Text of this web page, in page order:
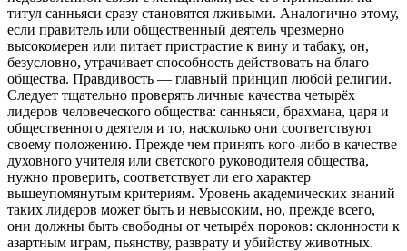
титул санньяси сразу становятся лживыми. Аналогично этому,
если правитель или общественный деятель чрезмерно
высокомерен или питает пристрастие к вину и табаку, он,
безусловно, утрачивает способность действовать на благо
общества. Правдивость — главный принцип любой религии.
Следует тщательно проверять личные качества четырёх
лидеров человеческого общества: санньяси, брахмана, царя и
общественного деятеля и то, насколько они соответствуют
своему положению. Прежде чем принять кого-либо в качестве
духовного учителя или светского руководителя общества,
нужно проверить, соответствует ли его характер
вышеупомянутым критериям. Уровень академических знаний
таких лидеров может быть и невысоким, но, прежде всего,
они должны быть свободны от четырёх пороков: склонности к
азартным играм, пьянству, разврату и убийству животных.